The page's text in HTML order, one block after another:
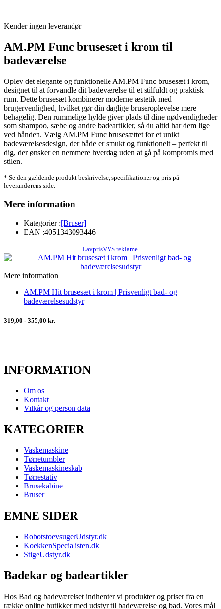
Kender ingen leverandør
AM.PM Func brusesæt i krom til
badeværelse
Oplev det elegante og funktionelle AM.PM Func brusesæt i krom,
designet til at forvandle dit badeværelse til et stilfuldt og praktisk
rum. Dette brusesæt kombinerer moderne æstetik med
brugervenlighed, hvilket gør din daglige bruseroplevelse mere
behagelig. Den rummelige hylde giver plads til dine nødvendigheder
som shampoo, sæbe og andre badeartikler, så du altid har dem lige
ved hånden. Vælg AM.PM Func brusesættet for et unikt
badeværelsesdesign, der både er smukt og funktionelt – perfekt til
dig, der ønsker en nemmere hverdag uden at gå på kompromis med
stilen.
* Se den gældende produkt beskrivelse, specifikationer og pris på
leverandørens side.
Mere information
Kategorier :[Bruser]
EAN :4051343093446
LavprisVVS reklame
Mere information
AM.PM Hit brusesæt i krom | Prisvenligt bad- og
badeværelsesudstyr
319,00 - 355,00 kr.
INFORMATION
Om os
Kontakt
Vilkår og person data
KATEGORIER
Vaskemaskine
Tørretumbler
Vaskemaskineskab
Tørrestativ
Brusekabine
Bruser
EMNE SIDER
RobotstoevsugerUdstyr.dk
KoekkenSpecialisten.dk
StigeUdstyr.dk
Badekar og badeartikler
Hos Bad og badeværelset indhenter vi produkter og priser fra en
række online butikker med udstyr til badeværelse og bad. Vores mål